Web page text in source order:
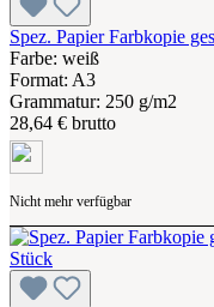
Spez. Papier Farbkopie
Farbe: weiß
Format: A3
Grammatur: 250 g/m2
28,64 € brutto
Nicht mehr verfügbar